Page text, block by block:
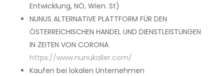
Entwicklung, NÖ, Wien. St)
NUNUS ALTERNATIVE PLATTFORM FÜR DEN
ÖSTERREICHISCHEN HANDEL UND DIENSTLEISTUNGEN
IN ZEITEN VON CORONA
https://www.nunukaller.com/
Kaufen bei lokalen Unternehmen